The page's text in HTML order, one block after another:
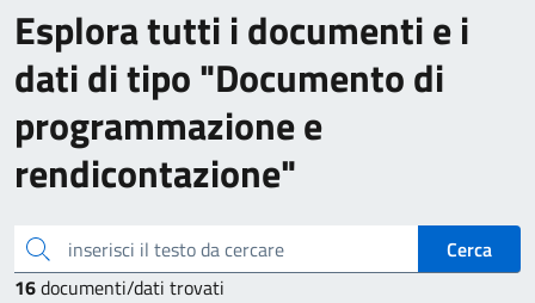
Esplora tutti i documenti e i
dati di tipo "Documento di
programmazione e
rendicontazione"
inserisci il testo da cercare
Cerca
16documenti/dati trovati